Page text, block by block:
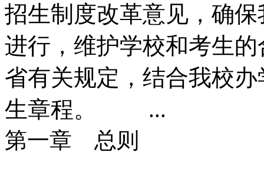
招生制度改革意见，确
进行，维护学校和考生
省有关规定，结合我校
生章程。 ...
第一章 总则